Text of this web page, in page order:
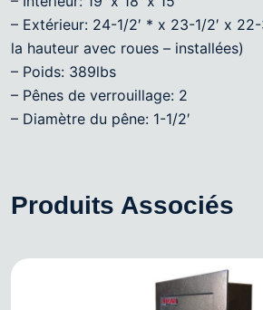
– Extérieur: 24-1/2′ * x 23-1/2′ x
la hauteur avec roues – installées)
– Poids: 389lbs
– Pênes de verrouillage: 2
– Diamètre du pêne: 1-1/2′
Produits Associés